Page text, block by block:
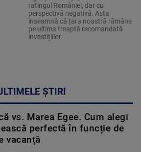
ratingul României, dar cu
perspectivă negativă. Asta
înseamnă că țara noastră rămâne
pe ultima treaptă recomandată
investițiilor.
ȘTIRI
vs. Marea Egee. Cum alegi
perfectă în funcție de
vacanță